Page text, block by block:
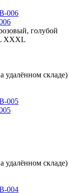
голубой
XXXL
удалённом складе)
удалённом складе)